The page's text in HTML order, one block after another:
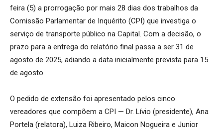
feira (5) a prorrogação por mais 28 dias dos trabalhos da
Comissão Parlamentar de Inquérito (CPI) que investiga o
serviço de transporte público na Capital. Com a decisão, o
prazo para a entrega do relatório final passa a ser 31 de
agosto de 2025, adiando a data inicialmente prevista para 15
de agosto.
O pedido de extensão foi apresentado pelos cinco
vereadores que compõem a CPI — Dr. Lívio (presidente), Ana
Portela (relatora), Luiza Ribeiro, Maicon Nogueira e Junior